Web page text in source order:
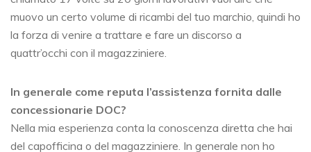
muovo un certo volume di ricambi del tuo marchio, quindi ho
la forza di venire a trattare e fare un discorso a
quattr’occhi con il magazziniere.
In generale come reputa l’assistenza fornita dalle
concessionarie DOC?
Nella mia esperienza conta la conoscenza diretta che hai
del capofficina o del magazziniere. In generale non ho